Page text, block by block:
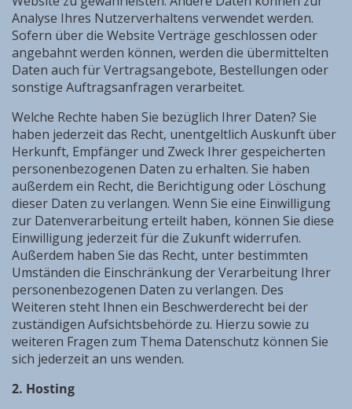
Analyse Ihres Nutzerverhaltens verwendet werden.
Sofern über die Website Verträge geschlossen oder
angebahnt werden können, werden die übermittelten
Daten auch für Vertragsangebote, Bestellungen oder
sonstige Auftragsanfragen verarbeitet.
Welche Rechte haben Sie bezüglich Ihrer Daten? Sie
haben jederzeit das Recht, unentgeltlich Auskunft über
Herkunft, Empfänger und Zweck Ihrer gespeicherten
personenbezogenen Daten zu erhalten. Sie haben
außerdem ein Recht, die Berichtigung oder Löschung
dieser Daten zu verlangen. Wenn Sie eine Einwilligung
zur Datenverarbeitung erteilt haben, können Sie diese
Einwilligung jederzeit für die Zukunft widerrufen.
Außerdem haben Sie das Recht, unter bestimmten
Umständen die Einschränkung der Verarbeitung Ihrer
personenbezogenen Daten zu verlangen. Des
Weiteren steht Ihnen ein Beschwerderecht bei der
zuständigen Aufsichtsbehörde zu. Hierzu sowie zu
weiteren Fragen zum Thema Datenschutz können Sie
sich jederzeit an uns wenden.
2. Hosting